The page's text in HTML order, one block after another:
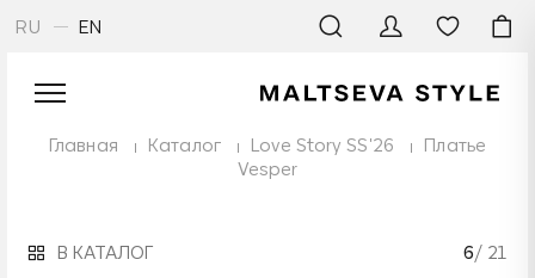
RU EN
Главная Каталог Love Story SS'26
Платье
Vesper
В КАТАЛОГ 6/ 21